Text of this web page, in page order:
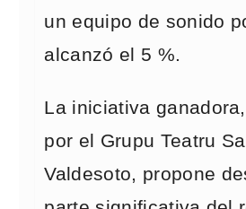
un equipo de sonido
alcanzó el 5 %.
La iniciativa
por el Grupu Teatru
Valdesoto, propone